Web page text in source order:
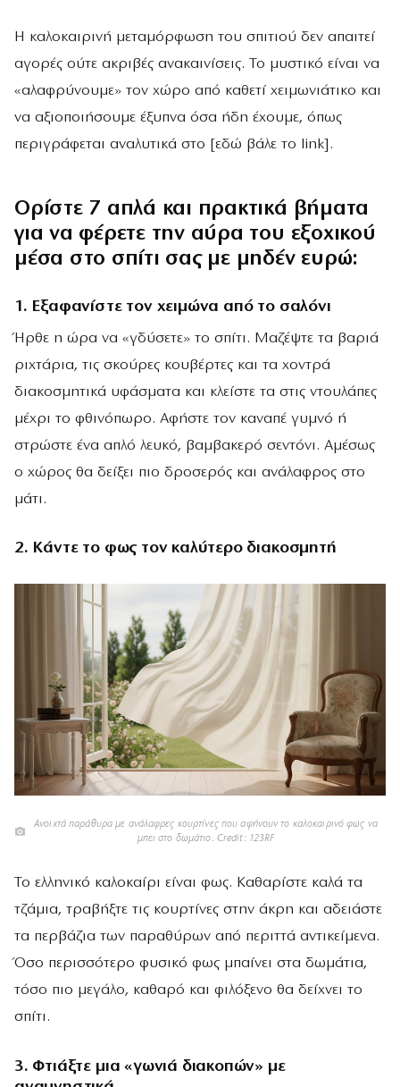
Η καλοκαιρινή μεταμόρφωση του σπιτιού δεν απαιτεί
αγορές ούτε ακριβές ανακαινίσεις. Το μυστικό είναι να
«αλαφρύνουμε» τον χώρο από καθετί χειμωνιάτικο και
να αξιοποιήσουμε έξυπνα όσα ήδη έχουμε, όπως
περιγράφεται αναλυτικά στο [εδώ βάλε το link].
Ορίστε 7 απλά και πρακτικά βήματα
για να φέρετε την αύρα του εξοχικού
μέσα στο σπίτι σας με μηδέν ευρώ:
1. Εξαφανίστε τον χειμώνα από το σαλόνι
Ήρθε η ώρα να «γδύσετε» το σπίτι. Μαζέψτε τα βαριά
ριχτάρια, τις σκούρες κουβέρτες και τα χοντρά
διακοσμητικά υφάσματα και κλείστε τα στις ντουλάπες
μέχρι το φθινόπωρο. Αφήστε τον καναπέ γυμνό ή
στρώστε ένα απλό λευκό, βαμβακερό σεντόνι. Αμέσως
ο χώρος θα δείξει πιο δροσερός και ανάλαφρος στο
μάτι.
2. Κάντε το φως τον καλύτερο διακοσμητή
Ανοιχτά παράθυρα με ανάλαφρες κουρτίνες που αφήνουν το καλοκαιρινό φως να
μπει στο δωμάτιο. Credit: 123RF
Το ελληνικό καλοκαίρι είναι φως. Καθαρίστε καλά τα
τζάμια, τραβήξτε τις κουρτίνες στην άκρη και αδειάστε
τα περβάζια των παραθύρων από περιττά αντικείμενα.
Όσο περισσότερο φυσικό φως μπαίνει στα δωμάτια,
τόσο πιο μεγάλο, καθαρό και φιλόξενο θα δείχνει το
σπίτι.
3. Φτιάξτε μια «γωνιά διακοπών» με